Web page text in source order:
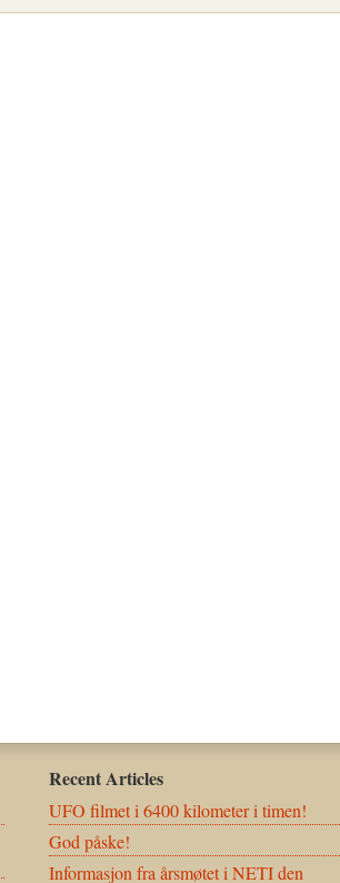
Recent Articles
UFO filmet i 6400 kilometer i timen!
God påske!
Informasjon fra årsmøtet i NETI den